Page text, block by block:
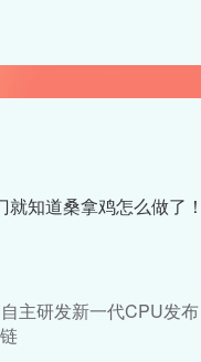
就知道桑拿鸡怎么做了！
主研发新一代CPU发